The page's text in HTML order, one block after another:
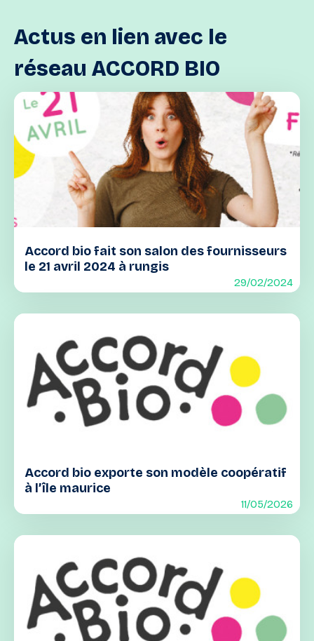
Actus en lien avec le
réseau ACCORD BIO
Accord bio fait son salon des fournisseurs
le 21 avril 2024 à rungis
29/02/2024
Accord bio exporte son modèle coopératif
à l’île maurice
11/05/2026